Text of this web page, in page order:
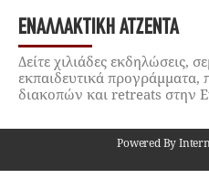
ΕΝΑΛΛΑΚΤΙΚΉ ΑΤΖΈΝΤΑ
Δείτε χιλιάδες εκδηλώσεις,
εκπαιδευτικά προγράμματα,
διακοπών και retreats στην
Powered By